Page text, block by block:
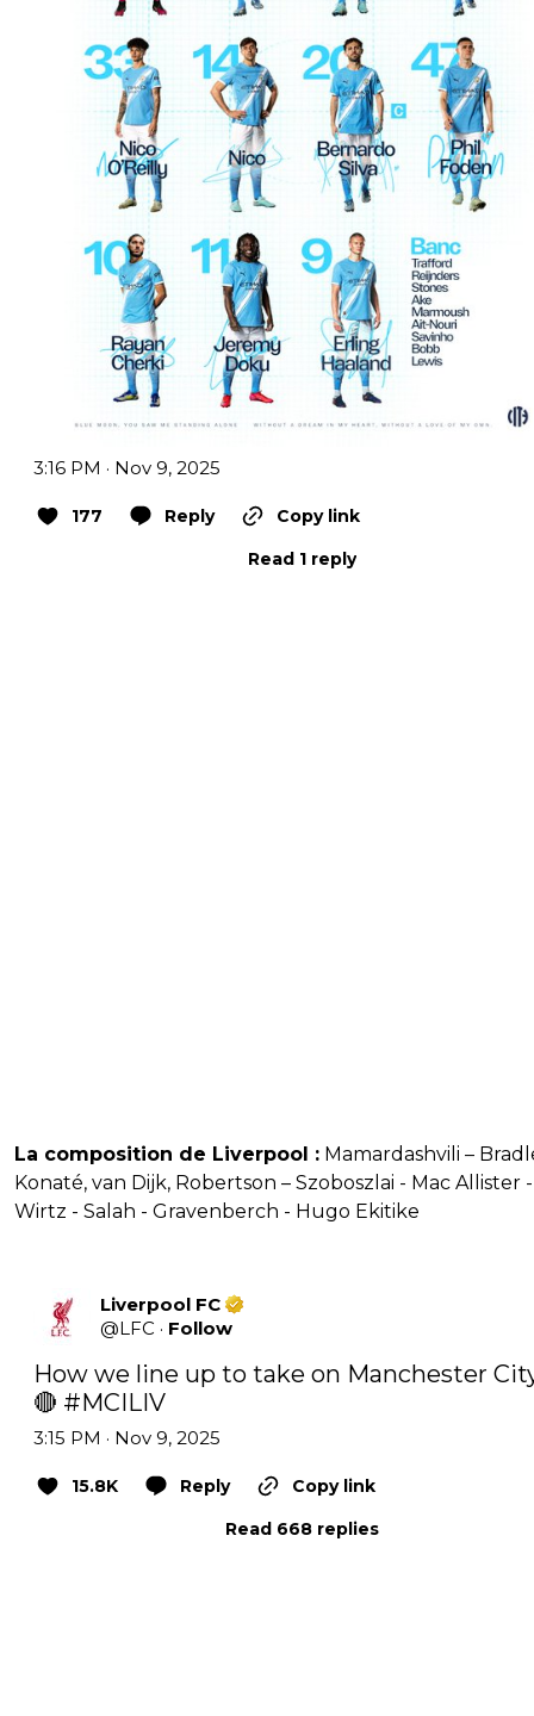
3:16 PM · Nov 9, 2025
177 Reply
Copy link
Read 1 reply
La composition de Liverpool : Mamardashvili –
Konaté, van Dijk, Robertson – Szoboszlai - Mac Allister -
Wirtz - Salah - Gravenberch - Hugo Ekitike
Liverpool FC
@LFC · Follow
How we line up to take on Manchester City
🔴 #MCILIV
3:15 PM · Nov 9, 2025
15.8K Reply
Copy link
Read 668 replies